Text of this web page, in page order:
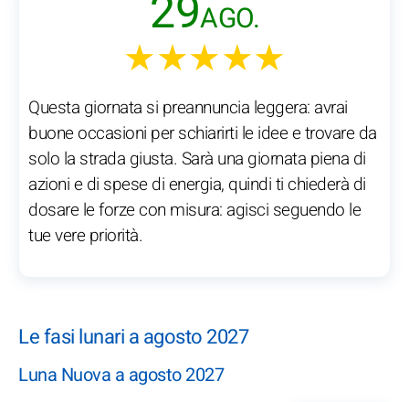
29AGO.
★★★★★
Questa giornata si preannuncia leggera: avrai
buone occasioni per schiarirti le idee e trovare da
solo la strada giusta. Sarà una giornata piena di
azioni e di spese di energia, quindi ti chiederà di
dosare le forze con misura: agisci seguendo le
tue vere priorità.
Le fasi lunari a agosto 2027
Luna Nuova a agosto 2027